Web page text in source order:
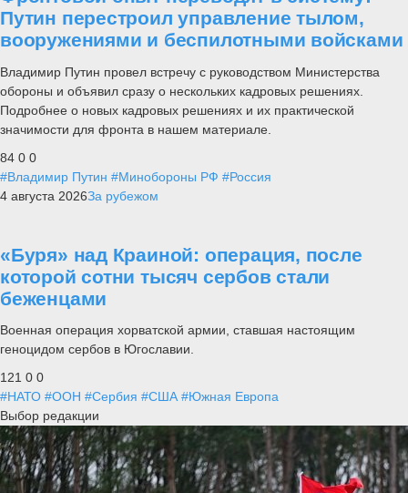
Путин перестроил управление тылом,
вооружениями и беспилотными войсками
Владимир Путин провел встречу с руководством Министерства
обороны и объявил сразу о нескольких кадровых решениях.
Подробнее о новых кадровых решениях и их практической
значимости для фронта в нашем материале.
84 0 0
#Владимир Путин #Минобороны РФ #Россия
4 августа 2026За рубежом
«Буря» над Краиной: операция, после
которой сотни тысяч сербов стали
беженцами
Военная операция хорватской армии, ставшая настоящим
геноцидом сербов в Югославии.
121 0 0
#НАТО #ООН #Сербия #США #Южная Европа
Выбор редакции